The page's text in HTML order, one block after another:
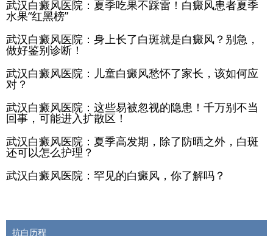
武汉白癜风医院：夏季吃果不踩雷！白癜风患者夏季
水果“红黑榜”
武汉白癜风医院：身上长了白斑就是白癜风？别急，
做好鉴别诊断！
武汉白癜风医院：儿童白癜风愁怀了家长，该如何应
对？
武汉白癜风医院：这些易被忽视的隐患！千万别不当
回事，可能进入扩散区！
武汉白癜风医院：夏季高发期，除了防晒之外，白斑
还可以怎么护理？
武汉白癜风医院：罕见的白癜风，你了解吗？
抗白历程